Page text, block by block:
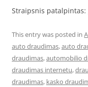
Straipsnis patalpintas:
This entry was posted in
auto draudimas,auto
draudimas,automobilio
draudimas internetu,
draudimas, kasko